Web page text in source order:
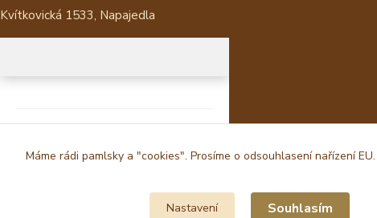
Kvítkovická 1533, Napajedla
Máme rádi pamlsky a "cookies". Prosíme o odsouhlasení nařízení EU.
Nastavení Souhlasím